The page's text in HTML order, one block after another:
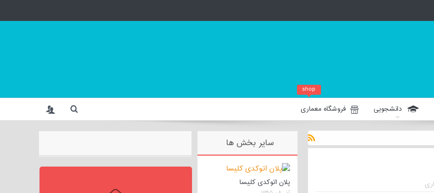
دانشجویی فروشگاه معماری
shop
سایر بخش ها
پلان اتوکدی کلیسا